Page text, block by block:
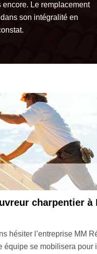
Le remplacement
son intégralité en
un service
les meilleurs délais.
qui